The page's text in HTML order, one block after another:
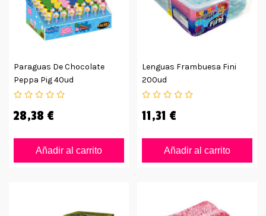
Paraguas De Chocolate
Peppa Pig 40ud
28,38 €
Añadir al carrito
Lenguas Frambuesa Fini
200ud
11,31 €
Añadir al carrito